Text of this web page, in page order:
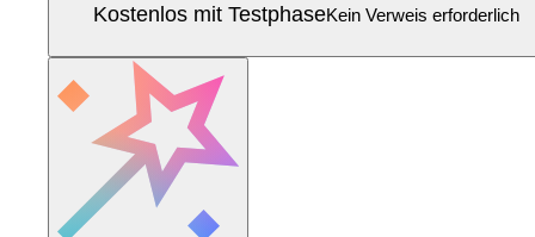
Kostenlos mit TestphaseKein Verweis erforderlich